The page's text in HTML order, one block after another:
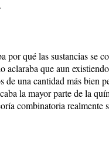
qué las sustancias se
que aun
de una cantidad más bien
la mayor parte de la
combinatoria realmente